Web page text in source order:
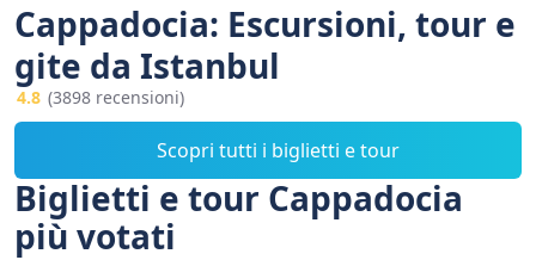
Cappadocia: Escursioni, tour e
gite da Istanbul
4.8 (3898 recensioni)
Scopri tutti i biglietti e tour
Biglietti e tour Cappadocia
più votati